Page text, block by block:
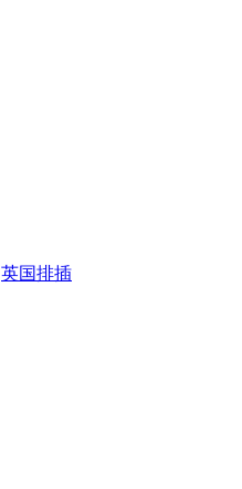
英国排插